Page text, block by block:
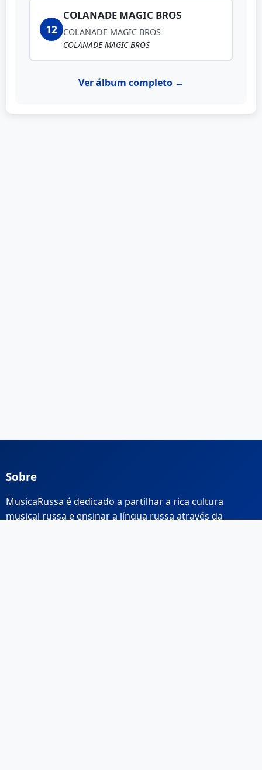
12
COLANADE MAGIC BROS
COLANADE MAGIC BROS
COLANADE MAGIC BROS
Ver álbum completo →
Sobre
MusicaRussa é dedicado a partilhar a rica cultura
musical russa e ensinar a língua russa através da